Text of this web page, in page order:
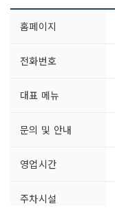
홈페이지
전화번호
대표 메뉴
문의 및 안내
영업시간
주차시설